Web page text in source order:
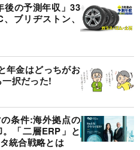
後の予測年収」33
ブリヂストン、
年金はどっちがお
択だった!
条件:海外拠点の
。「二層ERP」と
統合戦略とは